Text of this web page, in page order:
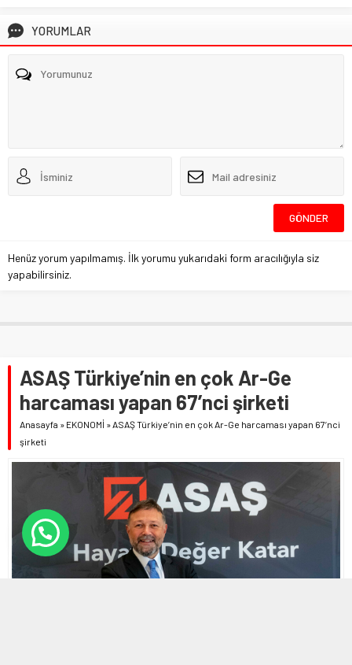
YORUMLAR
Henüz yorum yapılmamış. İlk yorumu yukarıdaki form aracılığıyla siz
yapabilirsiniz.
ASAŞ Türkiye’nin en çok Ar-Ge
harcaması yapan 67’nci şirketi
Anasayfa » EKONOMİ »ASAŞ Türkiye’nin en çok Ar-Ge harcaması yapan 67’nci
şirketi